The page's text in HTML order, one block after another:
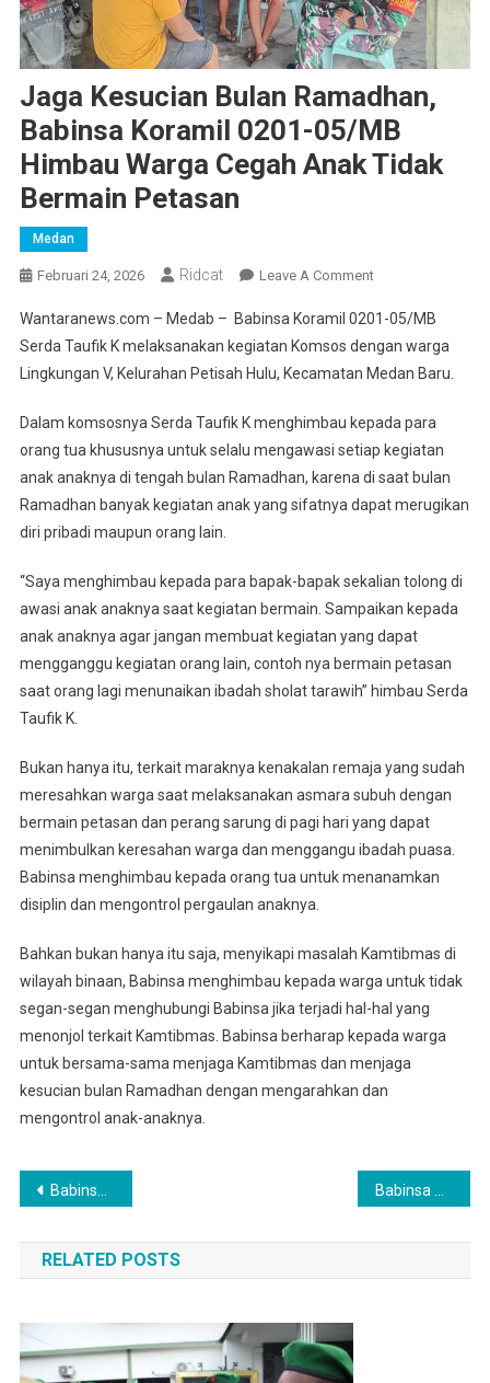
Jaga Kesucian Bulan Ramadhan,
Babinsa Koramil 0201-05/MB
Himbau Warga Cegah Anak Tidak
Bermain Petasan
Medan
Februari 24, 2026 Ridcat Leave A CommentOn
Kesucian
Bulan
Ramadhan,
Koramil
0201-
05/MB
Himbau
Anak
Tidak
Bermain
Wantaranews.com – Medab – Babinsa Koramil 0201-05/MB
Serda Taufik K melaksanakan kegiatan Komsos dengan warga
Lingkungan V, Kelurahan Petisah Hulu, Kecamatan Medan Baru.
Dalam komsosnya Serda Taufik K menghimbau kepada para
orang tua khususnya untuk selalu mengawasi setiap kegiatan
anak anaknya di tengah bulan Ramadhan, karena di saat bulan
Ramadhan banyak kegiatan anak yang sifatnya dapat merugikan
diri pribadi maupun orang lain.
“Saya menghimbau kepada para bapak-bapak sekalian tolong di
awasi anak anaknya saat kegiatan bermain. Sampaikan kepada
anak anaknya agar jangan membuat kegiatan yang dapat
mengganggu kegiatan orang lain, contoh nya bermain petasan
saat orang lagi menunaikan ibadah sholat tarawih” himbau Serda
Taufik K.
Bukan hanya itu, terkait maraknya kenakalan remaja yang sudah
meresahkan warga saat melaksanakan asmara subuh dengan
bermain petasan dan perang sarung di pagi hari yang dapat
menimbulkan keresahan warga dan menggangu ibadah puasa.
Babinsa menghimbau kepada orang tua untuk menanamkan
disiplin dan mengontrol pergaulan anaknya.
Bahkan bukan hanya itu saja, menyikapi masalah Kamtibmas di
wilayah binaan, Babinsa menghimbau kepada warga untuk tidak
segan-segan menghubungi Babinsa jika terjadi hal-hal yang
menonjol terkait Kamtibmas. Babinsa berharap kepada warga
untuk bersama-sama menjaga Kamtibmas dan menjaga
kesucian bulan Ramadhan dengan mengarahkan dan
mengontrol anak-anaknya.
Navigasi
pos
Babinsa Serka Safari Anggota Koramil 0201 – 06/ Medan Sunggal Melaksanakan Komsos Dengan 3 Pilar Babinsa Serka Tri Wahyudi, Menghimbau Agar Siswa Untuk Mengisi Bulan Suci Ramadhan Dengan Kegiatan Yang Positif
RELATED POSTS